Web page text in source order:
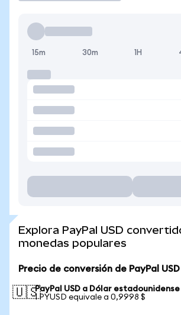
15m 30m 1H
Explora PayPal USD
monedas populares
Precio de conversión de PayPal
🇺🇸PayPal USD a Dólar estadounidense
1 PYUSD equivale a 0,9998 $